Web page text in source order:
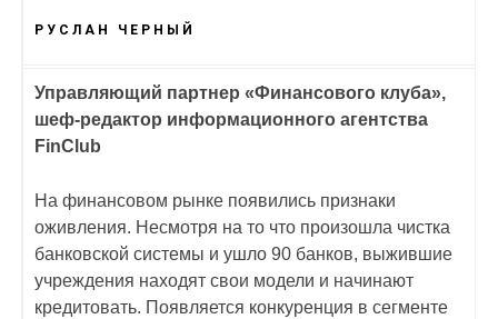
РУСЛАН ЧЕРНЫЙ
Управляющий партнер «Финансового клуба»,
шеф-редактор информационного агентства
FinClub
На финансовом рынке появились признаки
оживления. Несмотря на то что произошла чистка
банковской системы и ушло 90 банков, выжившие
учреждения находят свои модели и начинают
кредитовать. Появляется конкуренция в сегменте